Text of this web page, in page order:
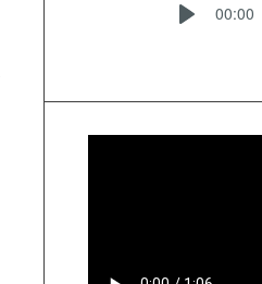
A
00:00